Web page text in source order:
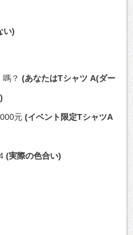
い)
？ (あなたはTシャツ A(ダー
元 (イベント限定TシャツA
(実際の色合い)